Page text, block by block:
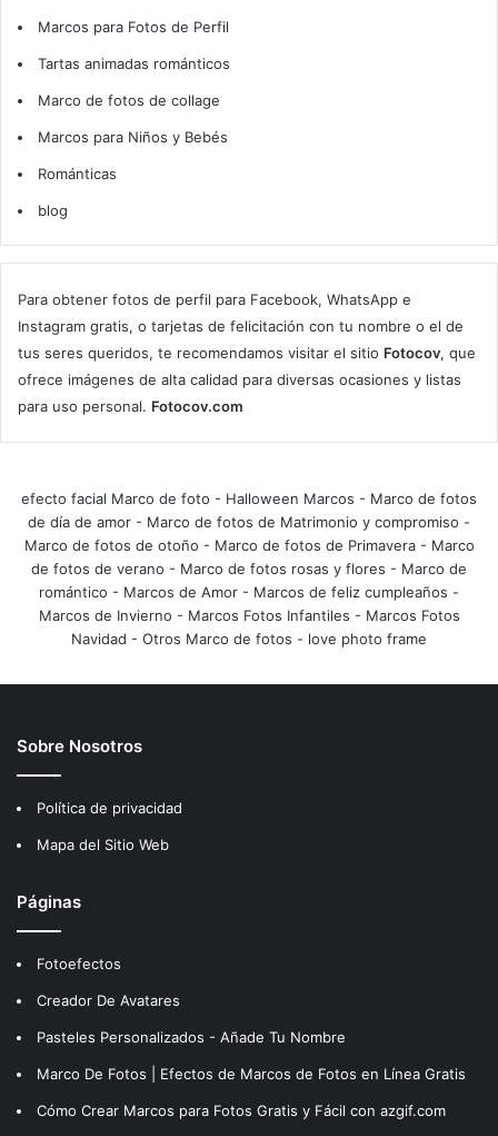
Marcos para Fotos de Perfil
Tartas animadas románticos
Marco de fotos de collage
Marcos para Niños y Bebés
Románticas
blog
Para obtener fotos de perfil para Facebook, WhatsApp e
Instagram gratis, o tarjetas de felicitación con tu nombre o el de
tus seres queridos, te recomendamos visitar el sitio Fotocov, que
ofrece imágenes de alta calidad para diversas ocasiones y listas
para uso personal. Fotocov.com
efecto facial Marco de foto - Halloween Marcos - Marco de fotos
de día de amor - Marco de fotos de Matrimonio y compromiso -
Marco de fotos de otoño - Marco de fotos de Primavera- Marco
de fotos de verano - Marco de fotos rosas y flores - Marco de
romántico - Marcos de Amor - Marcos de feliz cumpleaños -
Marcos de Invierno - Marcos Fotos Infantiles - Marcos Fotos
Navidad - Otros Marco de fotos - love photo frame
Sobre Nosotros
Política de privacidad
Mapa del Sitio Web
Páginas
Fotoefectos
Creador De Avatares
Pasteles Personalizados - Añade Tu Nombre
Marco De Fotos | Efectos de Marcos de Fotos en Línea Gratis
Cómo Crear Marcos para Fotos Gratis y Fácil con azgif.com